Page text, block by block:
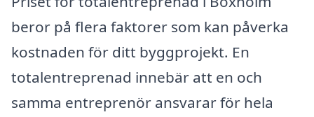
beror på flera faktorer som kan påverka
kostnaden för ditt byggprojekt. En
totalentreprenad innebär att en och
samma entreprenör ansvarar för hela